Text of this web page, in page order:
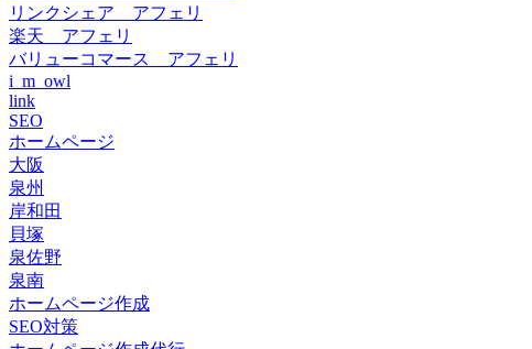
リンクシェア アフェリ
楽天 アフェリ
バリューコマース アフェリ
i_m_owl
link
SEO
ホームページ
大阪
泉州
岸和田
貝塚
泉佐野
泉南
ホームページ作成
SEO対策